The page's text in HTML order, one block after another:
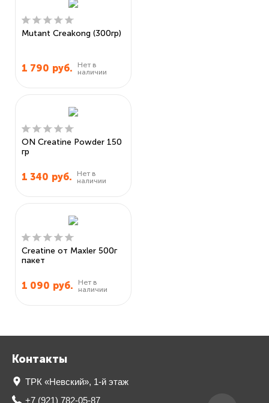
Mutant Creakong (300гр)
1 790 руб.
Нет в
наличии
ON Creatine Powder 150
гр
1 340 руб.
Нет в
наличии
Creatine от Maxler 500г
пакет
1 090 руб.
Нет в
наличии
Контакты
ТРК «Невский», 1-й этаж
+7 (921) 782-05-87